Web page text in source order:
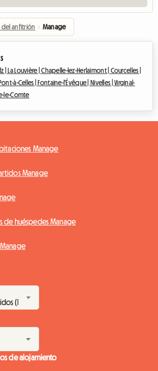
del anfitrión › Manage
| La Louvière |Chapelle-lez-Herlaimont | Courcelles |
Pont-à-Celles | Fontaine-l'Évêque | Nivelles |Virginal-
le-Comte
Manage
Manage
de huéspedes Manage
de alojamiento